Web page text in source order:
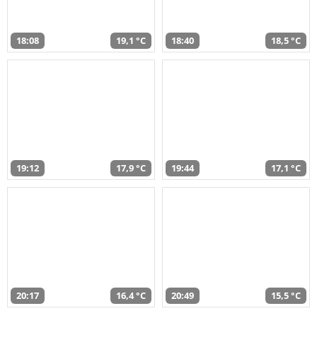
18:08 19,1 °C 18:40 18,5 °C
19:12 17,9 °C 19:44 17,1 °C
20:17 16,4 °C 20:49 15,5 °C